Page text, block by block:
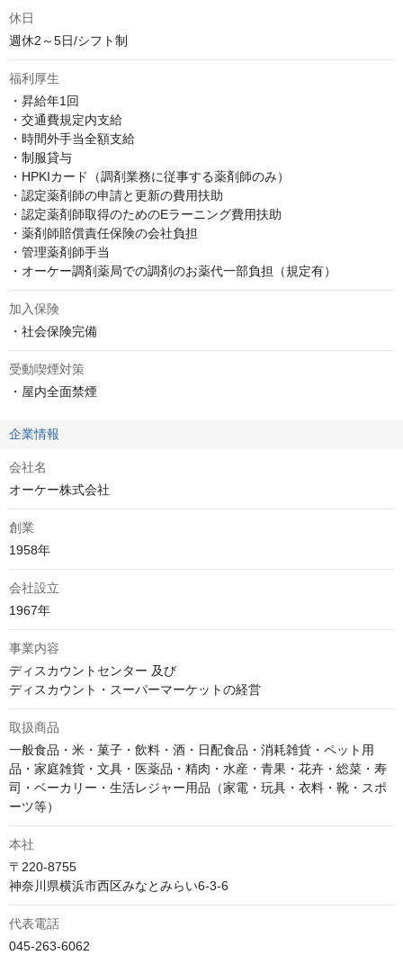
休日
週休2～5日/シフト制
福利厚生
・昇給年1回
・交通費規定内支給
・時間外手当全額支給
・制服貸与
・HPKIカード（調剤業務に従事する薬剤師のみ）
・認定薬剤師の申請と更新の費用扶助
・認定薬剤師取得のためのEラーニング費用扶助
・薬剤師賠償責任保険の会社負担
・管理薬剤師手当
・オーケー調剤薬局での調剤のお薬代一部負担（規定有）
加入保険
・社会保険完備
受動喫煙対策
・屋内全面禁煙
企業情報
会社名
オーケー株式会社
創業
1958年
会社設立
1967年
事業内容
ディスカウントセンター 及び
取扱商品
一般食品・米・菓子・飲料・酒・日配食品・消耗雑貨・ペット用
品・家庭雑貨・文具・医薬品・精肉・水産・青果・花卉・総菜・寿
司・ベーカリー・生活レジャー用品（家電・玩具・衣料・靴・スポ
ーツ等）
本社
〒220-8755
神奈川県横浜市西区みなとみらい6-3-6
代表電話
045-263-6062